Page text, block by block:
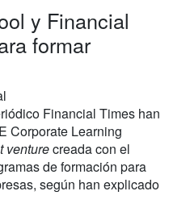
y Financial
formar
Financial Times han
Corporate Learning
venturecreada con el
de formación para
según han explicado